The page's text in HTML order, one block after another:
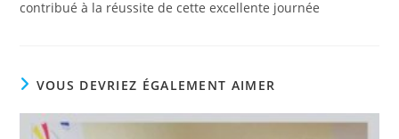
contribué à la réussite de cette excellente journée
VOUS DEVRIEZ ÉGALEMENT AIMER